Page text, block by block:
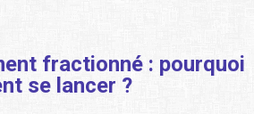
fractionné : pourquoi
se lancer ?